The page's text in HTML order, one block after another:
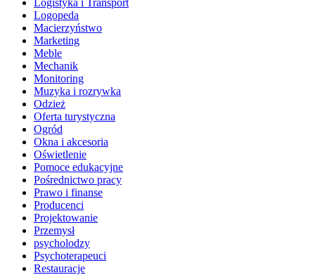
Logopeda
Macierzyństwo
Marketing
Meble
Mechanik
Monitoring
Muzyka i rozrywka
Odzież
Oferta turystyczna
Ogród
Okna i akcesoria
Oświetlenie
Pomoce edukacyjne
Pośrednictwo pracy
Prawo i finanse
Producenci
Projektowanie
Przemysł
psycholodzy
Psychoterapeuci
Restauracje